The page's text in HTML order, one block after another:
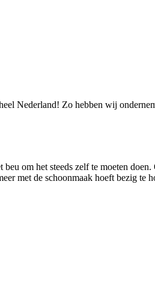
Nederland! Zo hebben wij
om het steeds zelf te moeten
met de schoonmaak hoeft bezig te